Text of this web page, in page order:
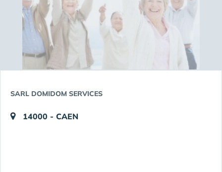
SARL DOMIDOM SERVICES
14000 - CAEN